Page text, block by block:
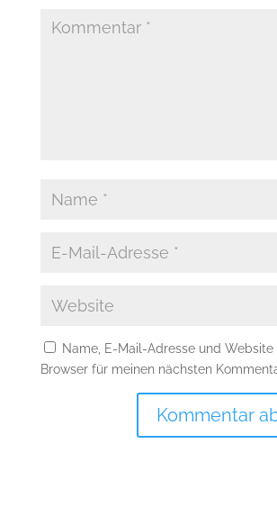
Name, E-Mail-Adresse und Website
Browser für meinen nächsten